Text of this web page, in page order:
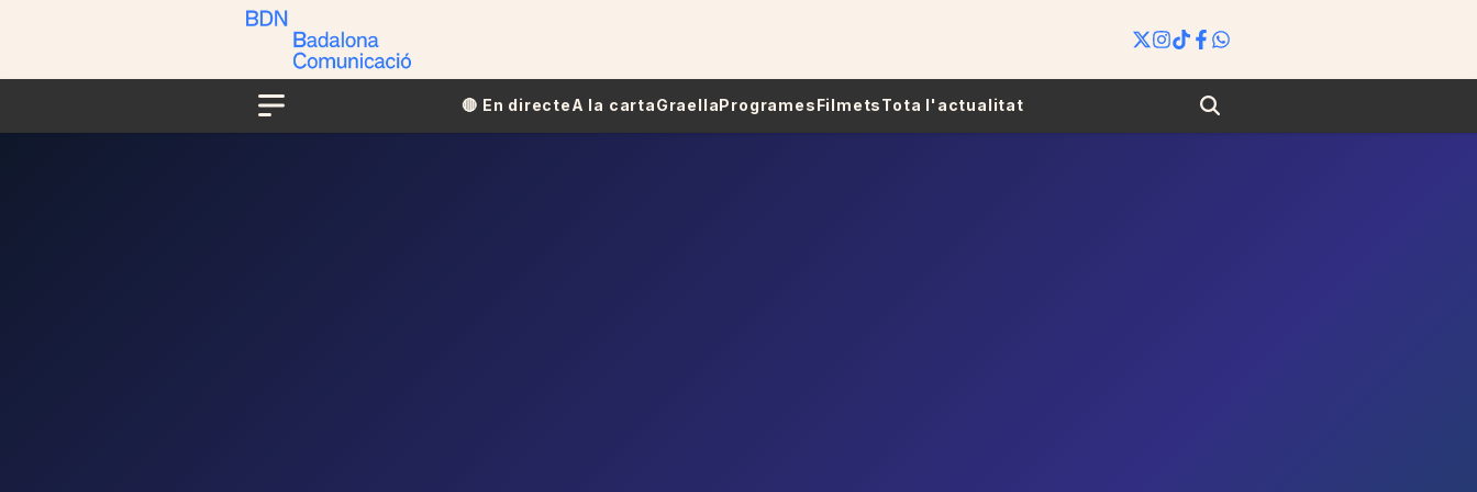
Menu
🔴​​ En directeA la cartaGraellaProgramesFilmetsTota l'actualitat Search